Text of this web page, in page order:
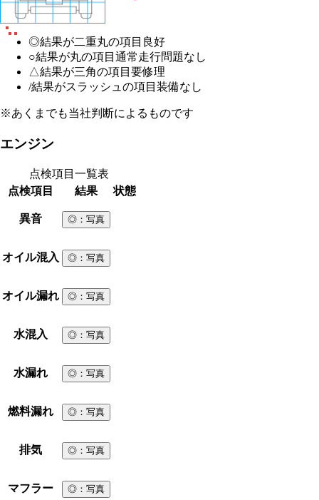
◎結果が二重丸の項目 良好
○結果が丸の項目 通常走行問題なし
△結果が三角の項目 要修理
/結果がスラッシュの項目 装備なし
※あくまでも当社判断によるものです
エンジン
点検項目一覧表
点検項目
結果 状態
異音 ◎ ：写真
オイル混入 ◎ ：写真
オイル漏れ ◎ ：写真
水混入 ◎ ：写真
水漏れ ◎ ：写真
燃料漏れ ◎ ：写真
排気 ◎ ：写真
マフラー ◎ ：写真